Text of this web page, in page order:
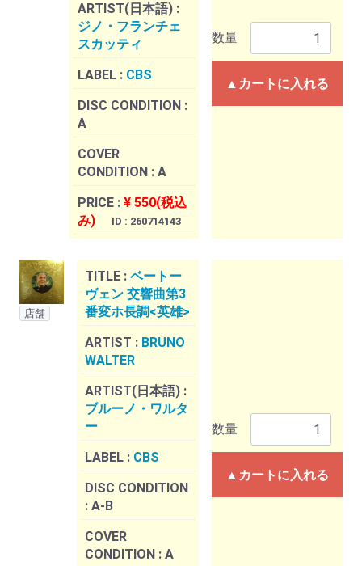
ARTIST(日本語) :
ジノ・フランチェ
スカッティ
LABEL : CBS
DISC CONDITION :
A
COVER
CONDITION : A
PRICE : ¥ 550(税込
み)
ID : 260714143
数量
▲カートに入れる
店舗
TITLE : ベートー
ヴェン 交響曲第3
番変ホ長調<英雄>
ARTIST : BRUNO
WALTER
ARTIST(日本語) :
ブルーノ・ワルタ
ー
LABEL : CBS
DISC CONDITION
: A-B
COVER
CONDITION : A
数量
▲カートに入れる